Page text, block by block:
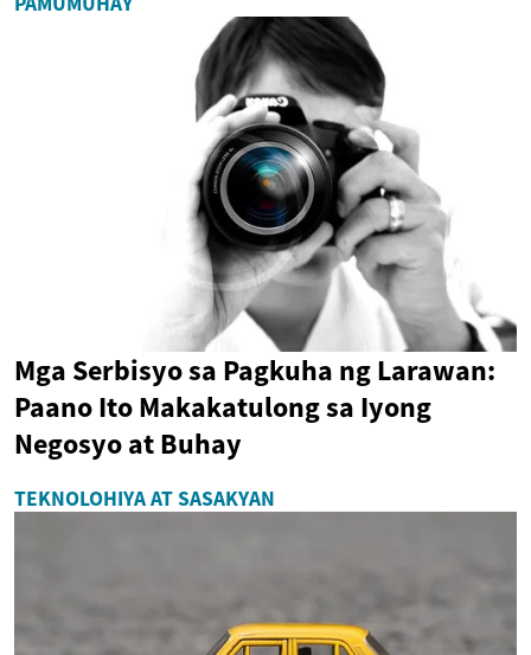
Mga Serbisyo sa Pagkuha ng Larawan:
Paano Ito Makakatulong sa Iyong
Negosyo at Buhay
TEKNOLOHIYA AT SASAKYAN